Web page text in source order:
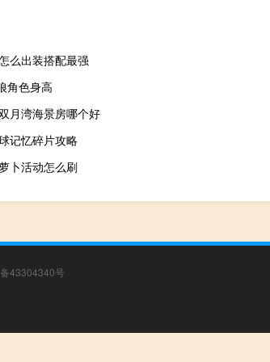
么出装搭配最强
角色身高
月湾海景房哪个好
记忆碎片攻略
卜活动怎么刷
43304340号